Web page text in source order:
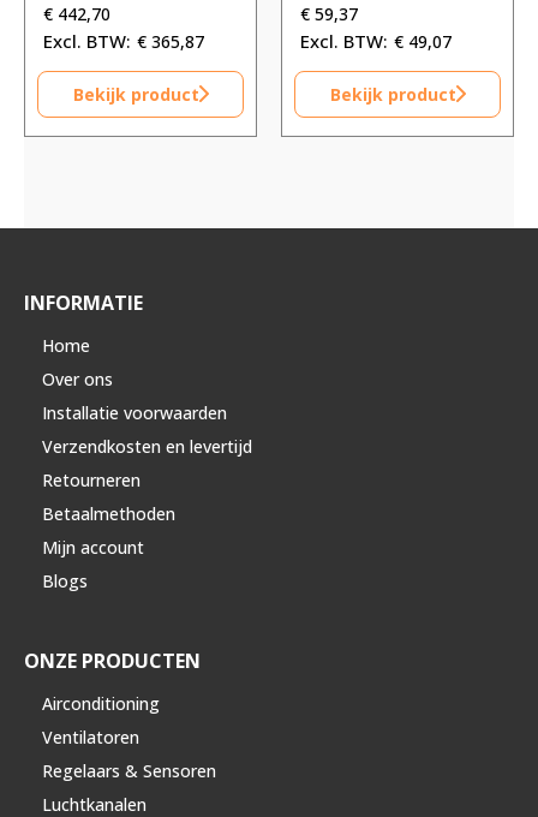
€ 442,70
€ 365,87
Bekijk product
€ 59,37
€ 49,07
Bekijk product
INFORMATIE
Home
Over ons
Installatie voorwaarden
Verzendkosten en levertijd
Retourneren
Betaalmethoden
Mijn account
Blogs
ONZE PRODUCTEN
Airconditioning
Ventilatoren
Regelaars & Sensoren
Luchtkanalen